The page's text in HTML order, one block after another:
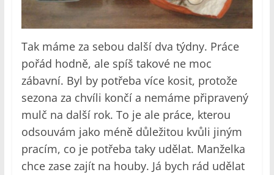
Tak máme za sebou další dva týdny. Práce
pořád hodně, ale spíš takové ne moc
zábavní. Byl by potřeba více kosit, protože
sezona za chvíli končí a nemáme připravený
mulč na další rok. To je ale práce, kterou
odsouvám jako méně důležitou kvůli jiným
pracím, co je potřeba taky udělat. Manželka
chce zase zajít na houby. Já bych rád udělat